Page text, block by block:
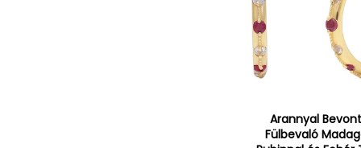
Arannyal
Fülbevaló